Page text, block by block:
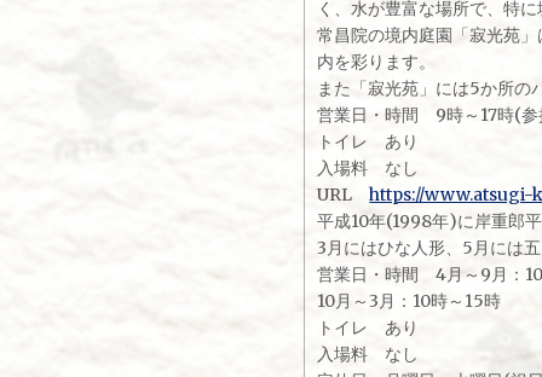
く、水が豊富な場所で、特
常昌院の境内庭園「寂光苑
内を彩ります。
また「寂光苑」には5か所
営業日・時間 9時～17時(
トイレ あり
入場料 なし
URLhttps://www.atsugi-
平成10年(1998年)に岸重郎
3月にはひな人形、5月には
営業日・時間 4月～9月：
10月～3月：10時～15時
トイレ あり
入場料 なし